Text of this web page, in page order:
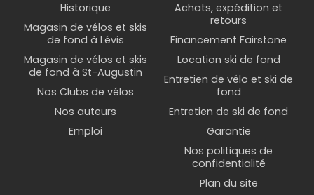
Historique
Magasin de vélos et skis
de fond à Lévis
Magasin de vélos et skis
de fond à St-Augustin
Nos Clubs de vélos
Nos auteurs
Emploi
Achats, expédition et
retours
Financement Fairstone
Location ski de fond
Entretien de vélo et ski de
fond
Entretien de ski de fond
Garantie
Nos politiques de
confidentialité
Plan du site